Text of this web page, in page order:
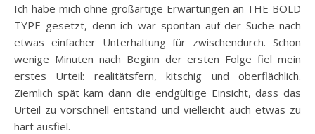
Ich habe mich ohne großartige Erwartungen an THE BOLD
TYPE gesetzt, denn ich war spontan auf der Suche nach
etwas einfacher Unterhaltung für zwischendurch. Schon
wenige Minuten nach Beginn der ersten Folge fiel mein
erstes Urteil: realitätsfern, kitschig und oberflächlich.
Ziemlich spät kam dann die endgültige Einsicht, dass das
Urteil zu vorschnell entstand und vielleicht auch etwas zu
hart ausfiel.